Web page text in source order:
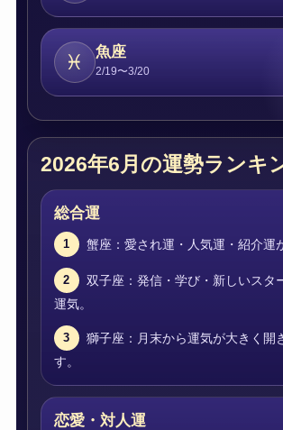
♓ 魚座
2/19〜3/20
2026年6月の運勢ランキ
総合運
1 蟹座：愛され運・人気運・紹介運
2
双子座：発信・学び・新しいスタ
運気。
3
獅子座：月末から運気が大きく開
す。
恋愛・対人運